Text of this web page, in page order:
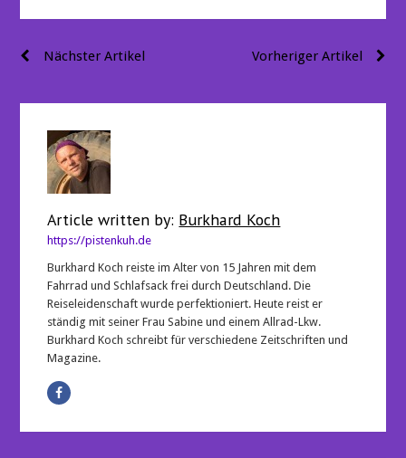
Beitragsnavigation Vorheriger Artikel
Nächster Artikel
Article written by: Burkhard Koch
https://pistenkuh.de
Burkhard Koch reiste im Alter von 15 Jahren mit dem
Fahrrad und Schlafsack frei durch Deutschland. Die
Reiseleidenschaft wurde perfektioniert. Heute reist er
ständig mit seiner Frau Sabine und einem Allrad-Lkw.
Burkhard Koch schreibt für verschiedene Zeitschriften und
Magazine.